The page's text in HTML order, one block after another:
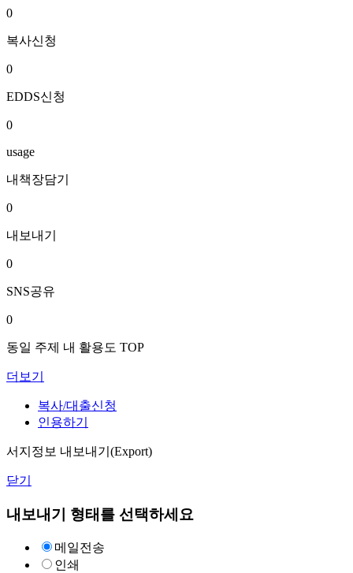
0
복사신청
0
EDDS신청
0
usage
내책장담기
0
내보내기
0
SNS공유
0
동일 주제 내 활용도 TOP
더보기
복사/대출신청
인용하기
서지정보 내보내기(Export)
닫기
내보내기 형태를 선택하세요
메일전송
인쇄